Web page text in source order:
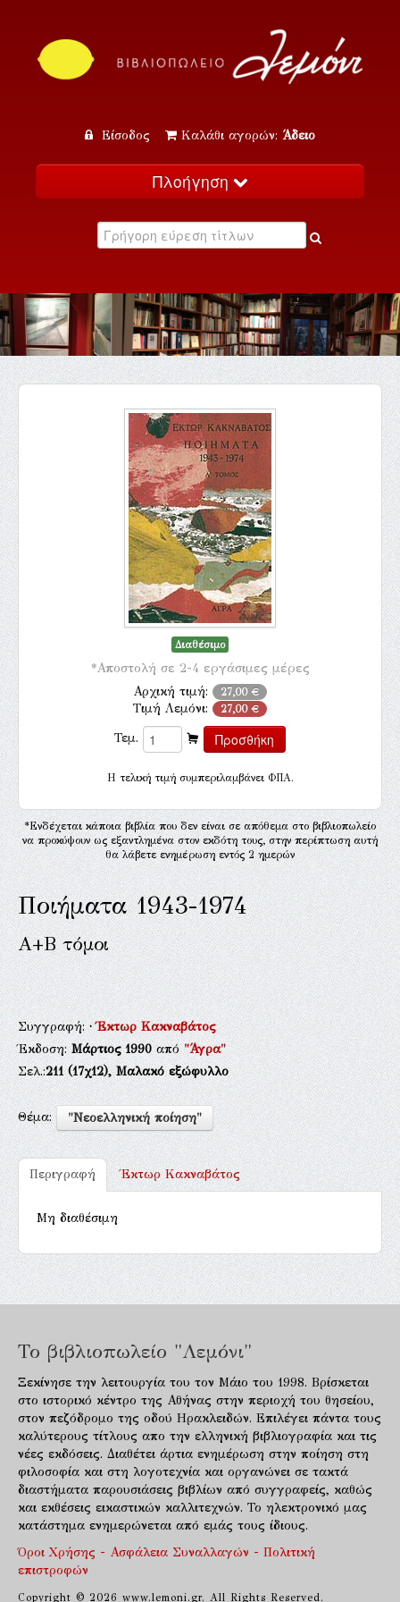
Είσοδος Καλάθι αγορών: Άδειο
Πλοήγηση
Κατάλογος
Εκδηλώσεις
Επικοινωνία
Διαθέσιμο
*Αποστολή σε 2-4 εργάσιμες μέρες
Αρχική τιμή: 27,00 €
Τιμή Λεμόνι: 27,00 €
Τεμ.
H τελική τιμή συμπεριλαμβάνει ΦΠΑ.
*Ενδέχεται κάποια βιβλία που δεν είναι σε απόθεμα στο βιβλιοπωλείο
να προκύψουν ως εξαντλημένα στον εκδότη τους, στην περίπτωση αυτή
θα λάβετε ενημέρωση εντός 2 ημερών
Ποιήματα 1943-1974
Α+Β τόμοι
Συγγραφή:·Έκτωρ Κακναβάτος
Έκδοση:Μάρτιος 1990από"Άγρα"
Σελ.:211(17χ12), Μαλακό εξώφυλλο
Θέμα: "Νεοελληνική ποίηση"
Περιγραφή Έκτωρ Κακναβάτος
Μη διαθέσιμη
Το βιβλιοπωλείο "Λεμόνι"
Ξεκίνησε την λειτουργία του τον Μάιο του 1998. Βρίσκεται
στο ιστορικό κέντρο της Αθήνας στην περιοχή του θησείου,
στον πεζόδρομο της οδού Ηρακλειδών. Επιλέγει πάντα τους
καλύτερους τίτλους απο την ελληνική βιβλιογραφία και τις
νέες εκδόσεις. Διαθέτει άρτια ενημέρωση στην ποίηση στη
φιλοσοφία και στη λογοτεχνία και οργανώνει σε τακτά
διαστήματα παρουσιάσεις βιβλίων από συγγραφείς, καθώς
και εκθέσεις εικαστικών καλλιτεχνών. Το ηλεκτρονικό μας
κατάστημα ενημερώνεται από εμάς τους ίδιους.
Όροι Χρήσης - Ασφάλεια Συναλλαγών - Πολιτική
επιστροφών
Copyright © 2026 www.lemoni.gr. All Rights Reserved.